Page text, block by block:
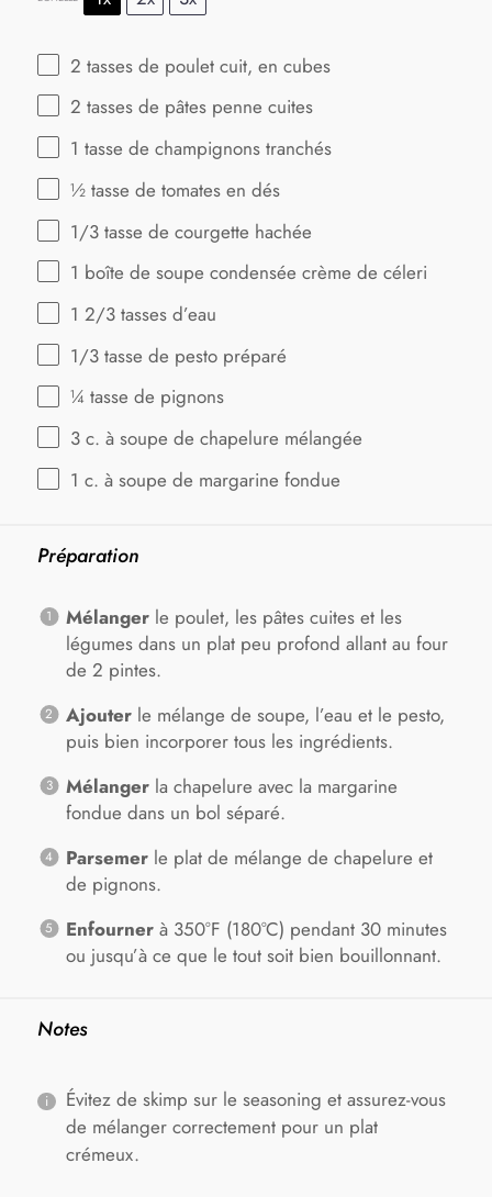
2 tasses de poulet cuit, en cubes
2 tasses de pâtes penne cuites
1 tasse de champignons tranchés
½ tasse de tomates en dés
1/3 tasse de courgette hachée
1 boîte de soupe condensée crème de céleri
1 2/3 tasses d’eau
1/3 tasse de pesto préparé
¼ tasse de pignons
3 c. à soupe de chapelure mélangée
1 c. à soupe de margarine fondue
Préparation
Mélangerle poulet, les pâtes cuites et les
légumes dans un plat peu profond allant au four
de 2 pintes.
Ajouterle mélange de soupe, l’eau et le pesto,
puis bien incorporer tous les ingrédients.
Mélangerla chapelure avec la margarine
fondue dans un bol séparé.
Parsemerle plat de mélange de chapelure et
de pignons.
Enfournerà 350°F (180°C) pendant 30 minutes
ou jusqu’à ce que le tout soit bien bouillonnant.
Notes
Évitez de skimp sur le seasoning et assurez-vous
de mélanger correctement pour un plat
crémeux.